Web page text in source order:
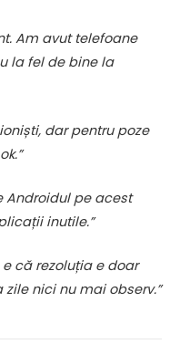
Am avut telefoane
la fel de bine la
dar pentru poze
Androidul pe acest
inutile.”
că rezoluția e doar
nici nu mai observ.”